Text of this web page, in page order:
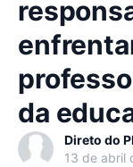
da
Direto do
13 de abril